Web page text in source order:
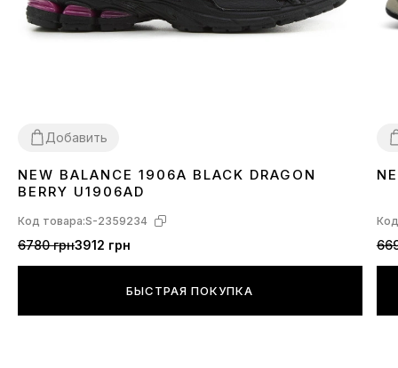
Добавить
3637 3839404142 4344 45
NEW BALANCE 1906A BLACK DRAGON
BERRY U1906AD
Код товара:S-2359234
6780 грн3912 грн
БЫСТРАЯ ПОКУПКА